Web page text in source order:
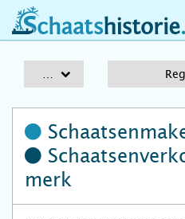
schaatshistorie.nl
merk